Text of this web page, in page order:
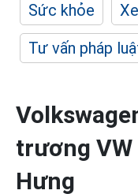
Sức khỏe
Tư vấn pháp
trương
Hưng